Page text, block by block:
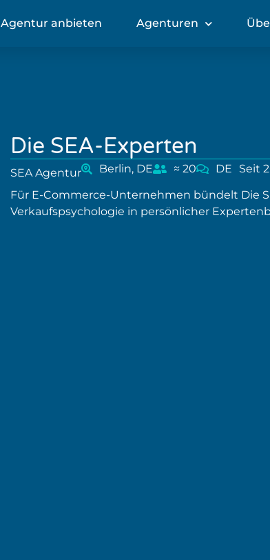
Agentur anbieten Agenturen
Die SEA-Experten
SEA Agentur Berlin, DE ≈ 20 DE
Seit
Für E-Commerce-Unternehmen bündelt Die
Verkaufspsychologie in persönlicher